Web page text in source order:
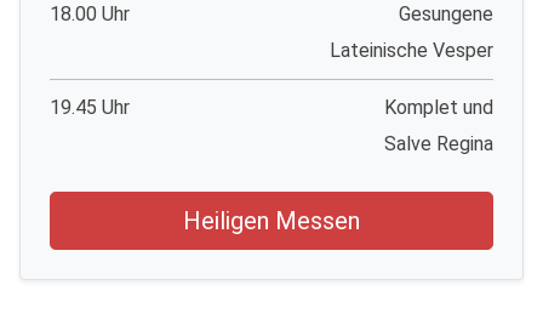
18.00 Uhr
Gesungene
Lateinische Vesper
19.45 Uhr
Komplet und
Salve Regina
Heiligen Messen